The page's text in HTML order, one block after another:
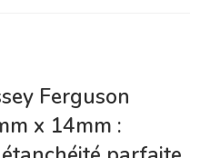
Ferguson
x 14mm :